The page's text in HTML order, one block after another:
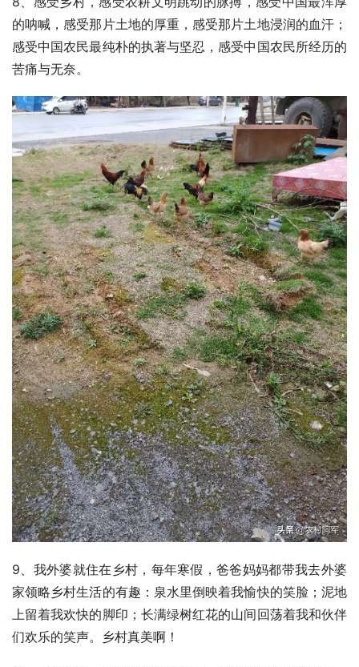
的呐喊，感受那片土地的厚重，感受那片土地浸润的血汗；
感受中国农民最纯朴的执著与坚忍，感受中国农民所经历的
苦痛与无奈。
9、我外婆就住在乡村，每年寒假，爸爸妈妈都带我去外婆
家领略乡村生活的有趣：泉水里倒映着我愉快的笑脸；泥地
上留着我欢快的脚印；长满绿树红花的山间回荡着我和伙伴
们欢乐的笑声。乡村真美啊！